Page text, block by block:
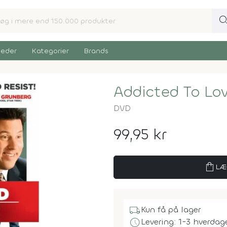
Kategorier Brands
Addicted To
DVD
99,95 kr
shopping_bag
local_shippingKun få på lager
scheduleLevering: 1-3